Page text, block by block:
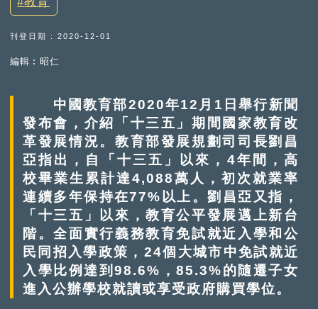
刊登日期 : 2020-12-01
編輯︰昭仁
中國教育部2020年12月1日舉行新聞
發布會，介紹「十三五」期間國家教育改
革發展情況。教育部發展規劃司司長劉昌
亞指出，自「十三五」以來，4年間，高
校畢業生累計達4,088萬人，初次就業率
連續多年保持在77%以上。劉昌亞又指，
「十三五」以來，教育公平發展邁上新台
階。全面實行義務教育免試就近入學和公
民同招入學政策，24個大城市中免試就近
入學比例達到98.6%，85.3%的隨遷子女
進入公辦學校就讀或享受政府購買學位。